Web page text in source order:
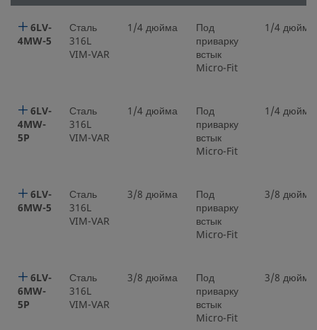
6LV-
4MW-5
Сталь
316L
VIM-VAR
1/4 дюйма
Под
приварку
встык
Micro-Fit
1/4 дюйма
6LV-
4MW-
5P
Сталь
316L
VIM-VAR
1/4 дюйма
Под
приварку
встык
Micro-Fit
1/4 дюйма
6LV-
6MW-5
Сталь
316L
VIM-VAR
3/8 дюйма
Под
приварку
встык
Micro-Fit
3/8 дюйма
6LV-
6MW-
5P
Сталь
316L
VIM-VAR
3/8 дюйма
Под
приварку
встык
Micro-Fit
3/8 дюйма